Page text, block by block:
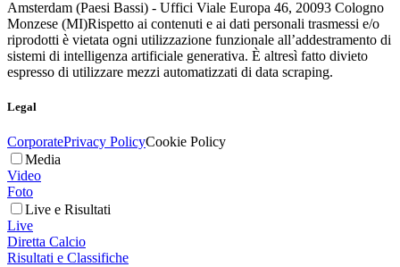
Amsterdam (Paesi Bassi) - Uffici Viale Europa 46, 20093 Cologno
Monzese (MI)Rispetto ai contenuti e ai dati personali trasmessi e/o
riprodotti è vietata ogni utilizzazione funzionale all’addestramento di
sistemi di intelligenza artificiale generativa. È altresì fatto divieto
espresso di utilizzare mezzi automatizzati di data scraping.
Legal
CorporatePrivacy PolicyCookie Policy
Media
Video
Foto
Live e Risultati
Live
Diretta Calcio
Risultati e Classifiche